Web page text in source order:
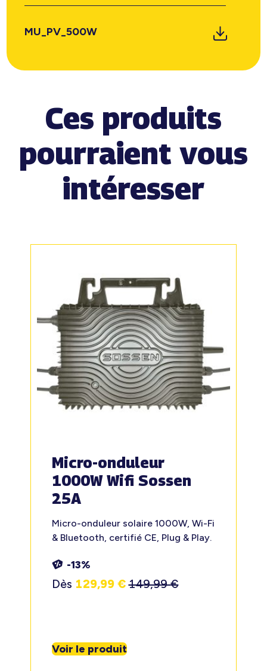
MU_PV_500W
Ces produits
pourraient vous
intéresser
Micro-onduleur
1000W Wifi Sossen
25A
Micro-onduleur solaire 1000W, Wi-Fi
& Bluetooth, certifié CE, Plug & Play.
-13%
Dès 129,99€149,99€
Voir le produit